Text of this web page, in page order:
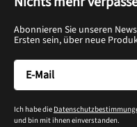
Abonnieren Sie unseren
Ersten sein, über neue
Ich habe die
und bin mit ihnen einverstanden.